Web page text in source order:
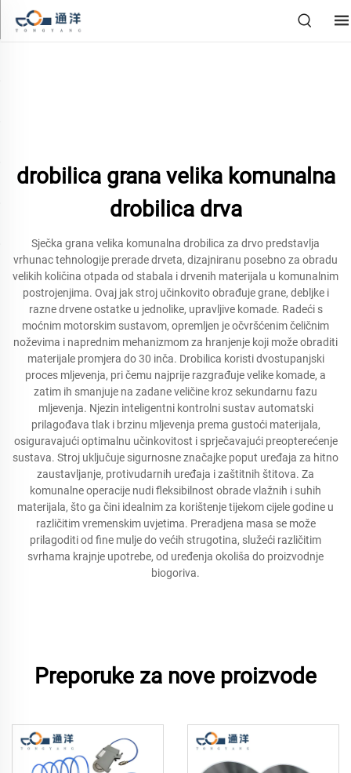
drobilica grana velika komunalna
drobilica drva
Sječka grana velika komunalna drobilica za drvo predstavlja
vrhunac tehnologije prerade drveta, dizajniranu posebno za obradu
velikih količina otpada od stabala i drvenih materijala u komunalnim
postrojenjima. Ovaj jak stroj učinkovito obrađuje grane, debljke i
razne drvene ostatke u jednolike, upravljive komade. Radeći s
moćnim motorskim sustavom, opremljen je očvršćenim čeličnim
noževima i naprednim mehanizmom za hranjenje koji može obraditi
materijale promjera do 30 inča. Drobilica koristi dvostupanjski
proces mljevenja, pri čemu najprije razgrađuje velike komade, a
zatim ih smanjuje na zadane veličine kroz sekundarnu fazu
mljevenja. Njezin inteligentni kontrolni sustav automatski
prilagođava tlak i brzinu mljevenja prema gustoći materijala,
osiguravajući optimalnu učinkovitost i sprječavajući preopterećenje
sustava. Stroj uključuje sigurnosne značajke poput uređaja za hitno
zaustavljanje, protivudarnih uređaja i zaštitnih štitova. Za
komunalne operacije nudi fleksibilnost obrade vlažnih i suhih
materijala, što ga čini idealnim za korištenje tijekom cijele godine u
različitim vremenskim uvjetima. Preradjena masa se može
prilagoditi od fine mulje do većih strugotina, služeći različitim
svrhama krajnje upotrebe, od uređenja okoliša do proizvodnje
biogoriva.
Preporuke za nove proizvode